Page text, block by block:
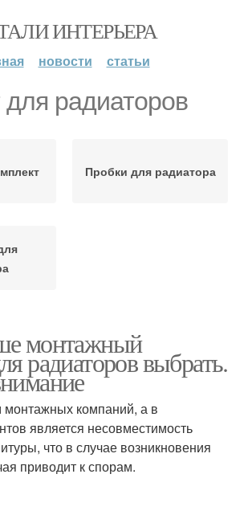
ИНТЕРЬЕРА
новости статьи
радиаторов
Пробки для радиатора
монтажный
радиаторов выбрать.
компаний, а в
является несовместимость
что в случае возникновения
приводит к спорам.